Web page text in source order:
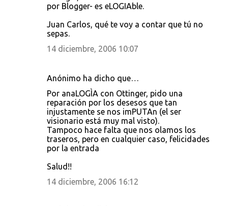
por Blogger- es eLOGIAble.
Juan Carlos, qué te voy a contar que tú no
sepas.
14 diciembre, 2006 10:07
Anónimo ha dicho que…
Por anaLOGÌA con Ottinger, pido una
reparación por los desesos que tan
injustamente se nos imPUTAn (el ser
visionario está muy mal visto).
Tampoco hace falta que nos olamos los
traseros, pero en cualquier caso, felicidades
por la entrada
Salud!!
14 diciembre, 2006 16:12